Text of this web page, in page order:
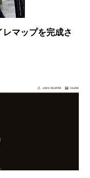
マップを完成さ